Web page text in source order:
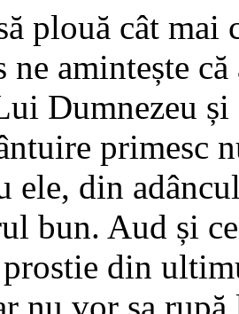
plouă cât
amintește
Dumnezeu
primesc
ele, din
bun. Aud și
din